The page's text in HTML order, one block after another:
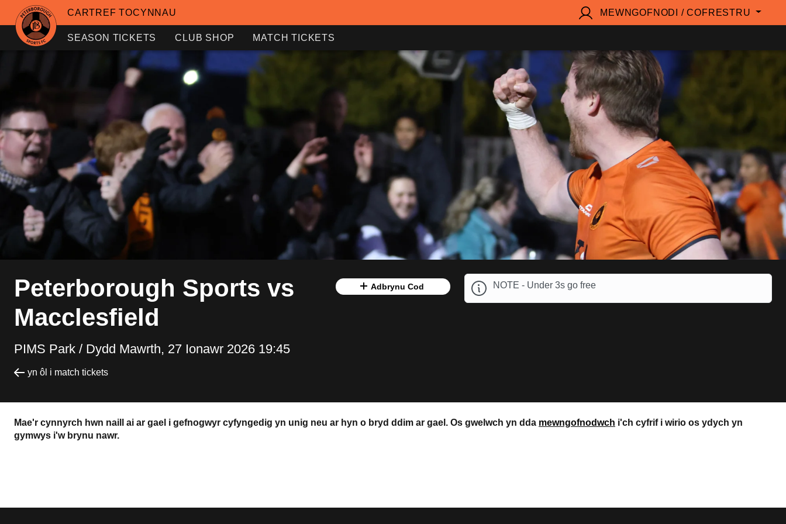
CARTREF TOCYNNAU MEWNGOFNODI / COFRESTRU
SEASON TICKETS CLUB SHOP MATCH TICKETS
Peterborough Sports vs
Macclesfield
PIMS Park / Dydd Mawrth, 27 Ionawr 2026 19:45
yn ôl i match tickets
Adbrynu Cod NOTE - Under 3s go free
Mae'r cynnyrch hwn naill ai ar gael i gefnogwyr cyfyngedig yn unig neu ar hyn o bryd ddim ar gael. Os gwelwch yn dda mewngofnodwch i'ch cyfrif i wirio os ydych yn
gymwys i'w brynu nawr.